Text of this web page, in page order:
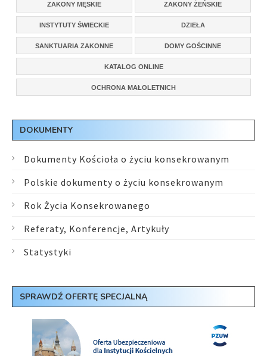
ZAKONY MĘSKIE ZAKONY ŻEŃSKIE
INSTYTUTY ŚWIECKIE DZIEŁA
SANKTUARIA ZAKONNE DOMY GOŚCINNE
KATALOG ONLINE
OCHRONA MAŁOLETNICH
DOKUMENTY
Dokumenty Kościoła o życiu konsekrowanym
Polskie dokumenty o życiu konsekrowanym
Rok Życia Konsekrowanego
Referaty, Konferencje, Artykuły
Statystyki
SPRAWDŹ OFERTĘ SPECJALNĄ